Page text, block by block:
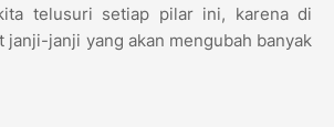
telusuri setiap pilar ini, karena di
janji-janji yang akan mengubah banyak